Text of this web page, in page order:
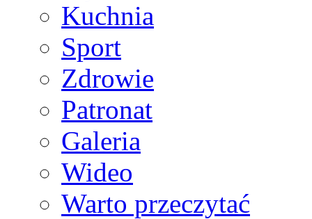
Kuchnia
Sport
Zdrowie
Patronat
Galeria
Wideo
Warto przeczytać